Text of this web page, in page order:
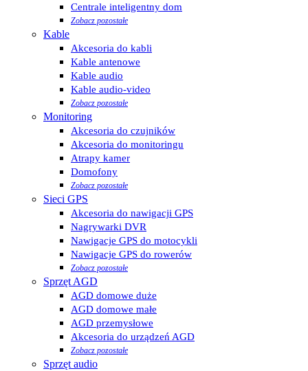
Centrale inteligentny dom
Zobacz pozostałe
Kable
Akcesoria do kabli
Kable antenowe
Kable audio
Kable audio-video
Zobacz pozostałe
Monitoring
Akcesoria do czujników
Akcesoria do monitoringu
Atrapy kamer
Domofony
Zobacz pozostałe
Sieci GPS
Akcesoria do nawigacji GPS
Nagrywarki DVR
Nawigacje GPS do motocykli
Nawigacje GPS do rowerów
Zobacz pozostałe
Sprzęt AGD
AGD domowe duże
AGD domowe małe
AGD przemysłowe
Akcesoria do urządzeń AGD
Zobacz pozostałe
Sprzęt audio